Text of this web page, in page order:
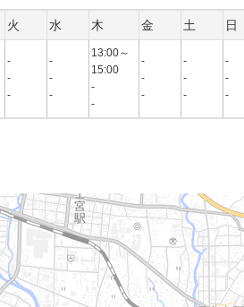
火 水 木 金 土 日
-
-
-
-
-
-
13:00～
15:00
-
-
-
-
-
-
-
-
-
-
-